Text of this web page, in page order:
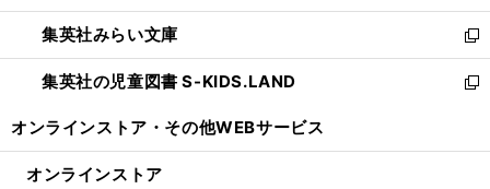
開
く
ウ
で
開
く
ン
ド
ウ
で
ウ
ィ
ン
ド
開
集英社みらい文庫
新
し
い
ン
集英社の児童図書 S-KIDS.LAND
新
ウ
オンラインストア・ その他WEBサービス
オンラインストア